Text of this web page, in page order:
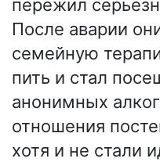
пережил
После аварии
семейную
пить и стал
анонимных
отношения
хотя и не стали